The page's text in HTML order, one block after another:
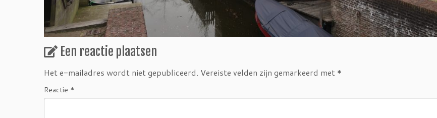
Een reactie plaatsen
Het e-mailadres wordt niet gepubliceerd. Vereiste velden zijn gemarkeerd met *
Reactie *